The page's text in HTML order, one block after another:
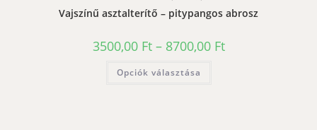
Vajszínű asztalterítő – pitypangos abrosz
3500,00 Ft – 8700,00 FtÁrtartomány:
3500,00 Ft
Opciók választása